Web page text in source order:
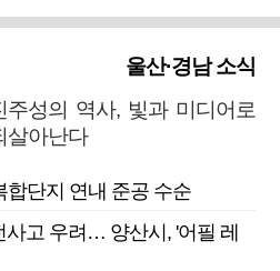
울산·경남 소식
주성의 역사, 빛과 미디어로
살아난다
합단지 연내 준공 수순
고 우려… 양산시, '어필 레